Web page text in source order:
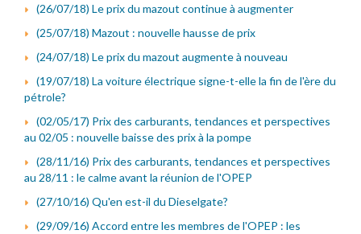
(26/07/18) Le prix du mazout continue à augmenter
(25/07/18) Mazout : nouvelle hausse de prix
(24/07/18) Le prix du mazout augmente à nouveau
(19/07/18) La voiture électrique signe-t-elle la fin de l'ère du
pétrole?
(02/05/17) Prix des carburants, tendances et perspectives
au 02/05 : nouvelle baisse des prix à la pompe
(28/11/16) Prix des carburants, tendances et perspectives
au 28/11 : le calme avant la réunion de l'OPEP
(27/10/16) Qu'en est-il du Dieselgate?
(29/09/16) Accord entre les membres de l'OPEP : les